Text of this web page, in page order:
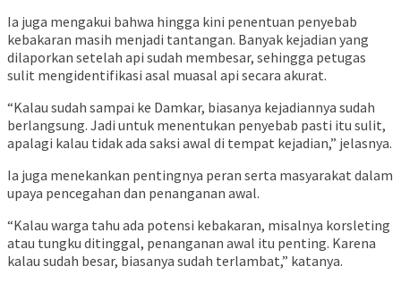
Ia juga mengakui bahwa hingga kini penentuan penyebab
kebakaran masih menjadi tantangan. Banyak kejadian yang
dilaporkan setelah api sudah membesar, sehingga petugas
sulit mengidentifikasi asal muasal api secara akurat.
“Kalau sudah sampai ke Damkar, biasanya kejadiannya sudah
berlangsung. Jadi untuk menentukan penyebab pasti itu sulit,
apalagi kalau tidak ada saksi awal di tempat kejadian,” jelasnya.
Ia juga menekankan pentingnya peran serta masyarakat dalam
upaya pencegahan dan penanganan awal.
“Kalau warga tahu ada potensi kebakaran, misalnya korsleting
atau tungku ditinggal, penanganan awal itu penting. Karena
kalau sudah besar, biasanya sudah terlambat,” katanya.